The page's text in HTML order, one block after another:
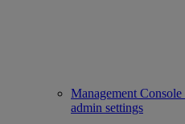
Management
admin settings